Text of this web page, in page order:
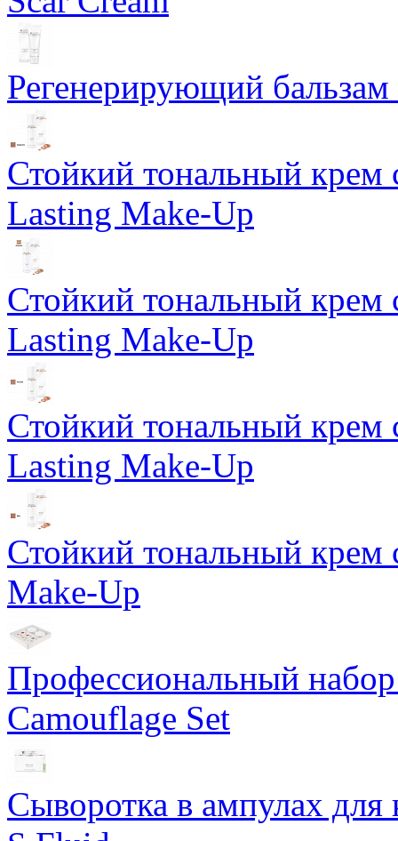
Регенерирующий
Стойкий тональный
Lasting Make-Up
Стойкий тональный
Lasting Make-Up
Стойкий тональный
Lasting Make-Up
Стойкий тональный
Make-Up
Профессиональный
Camouflage Set
Сыворотка в ампулах для